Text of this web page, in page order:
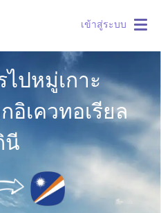
เข้าสู่ระบบ
ปหมู่เกาะ
อิเควทอเรียล
นี